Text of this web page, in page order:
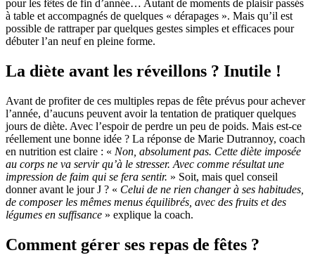
pour les fêtes de fin d’année… Autant de moments de plaisir passés
à table et accompagnés de quelques « dérapages ». Mais qu’il est
possible de rattraper par quelques gestes simples et efficaces pour
débuter l’an neuf en pleine forme.
La diète avant les réveillons ? Inutile !
Avant de profiter de ces multiples repas de fête prévus pour achever
l’année, d’aucuns peuvent avoir la tentation de pratiquer quelques
jours de diète. Avec l’espoir de perdre un peu de poids. Mais est-ce
réellement une bonne idée ? La réponse de Marie Dutrannoy, coach
en nutrition est claire : « Non, absolument pas. Cette diète imposée
au corps ne va servir qu’à le stresser. Avec comme résultat une
impression de faim qui se fera sentir. » Soit, mais quel conseil
donner avant le jour J ? « Celui de ne rien changer à ses habitudes,
de composer les mêmes menus équilibrés, avec des fruits et des
légumes en suffisance » explique la coach.
Comment gérer ses repas de fêtes ?